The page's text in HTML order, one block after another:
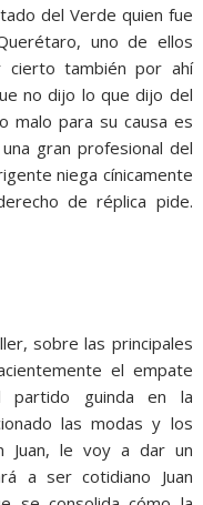
del Verde quien fue
uno de ellos
cierto también por ahí
no dijo lo que dijo del
malo para su causa es
gran profesional del
niega cínicamente
de réplica pide.
sobre las principales
el empate
partido guinda en la
las modas y los
Juan, le voy a dar un
a ser cotidiano Juan